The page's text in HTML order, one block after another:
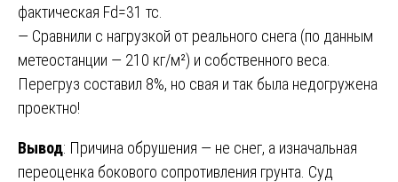
фактическая Fd=31 тс.
— Сравнили с нагрузкой от реального снега (по данным
метеостанции — 210 кг/м²) и собственного веса.
Перегруз составил 8%, но свая и так была недогружена
проектно!
Вывод: Причина обрушения — не снег, а изначальная
переоценка бокового сопротивления грунта. Суд